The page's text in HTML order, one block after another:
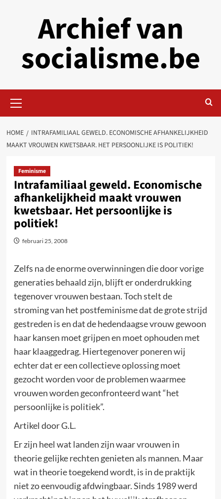
Archief van
socialisme.be
Menu
HOME
INTRAFAMILIAAL GEWELD. ECONOMISCHE AFHANKELIJKHEID
MAAKT VROUWEN KWETSBAAR. HET PERSOONLIJKE IS POLITIEK!
Feminisme
Intrafamiliaal geweld. Economische
afhankelijkheid maakt vrouwen
kwetsbaar. Het persoonlijke is
politiek!
februari 25, 2008
Zelfs na de enorme overwinningen die door vorige
generaties behaald zijn, blijft er onderdrukking
tegenover vrouwen bestaan. Toch stelt de
stroming van het postfeminisme dat de grote strijd
gestreden is en dat de hedendaagse vrouw gewoon
haar kansen moet grijpen en moet ophouden met
haar klaaggedrag. Hiertegenover poneren wij
echter dat er een collectieve oplossing moet
gezocht worden voor de problemen waarmee
vrouwen worden geconfronteerd want “het
persoonlijke is politiek”.
Artikel door G.L.
Er zijn heel wat landen zijn waar vrouwen in
theorie gelijke rechten genieten als mannen. Maar
wat in theorie toegekend wordt, is in de praktijk
niet zo eenvoudig afdwingbaar. Sinds 1989 werd